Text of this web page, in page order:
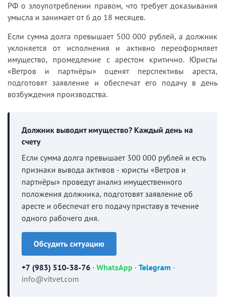
РФ о злоупотреблении правом, что требует доказывания
умысла и занимает от 6 до 18 месяцев.
Если сумма долга превышает 500 000 рублей, а должник
уклоняется от исполнения и активно переоформляет
имущество, промедление с арестом критично. Юристы
«Ветров и партнёры» оценят перспективы ареста,
подготовят заявление и обеспечат его подачу в день
возбуждения производства.
Должник выводит имущество? Каждый день на
счету
Если сумма долга превышает 300 000 рублей и есть
признаки вывода активов - юристы «Ветров и
партнёры» проведут анализ имущественного
положения должника, подготовят заявление об
аресте и обеспечат его подачу приставу в течение
одного рабочего дня.
Обсудить ситуацию
+7 (983) 510-38-76 · WhatsApp · Telegram ·
info@vitvet.com